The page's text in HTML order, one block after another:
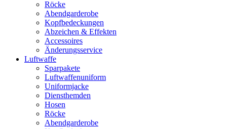
Röcke
Abendgarderobe
Kopfbedeckungen
Abzeichen & Effekten
Accessoires
Änderungsservice
Luftwaffe
Sparpakete
Luftwaffenuniform
Uniformjacke
Diensthemden
Hosen
Röcke
Abendgarderobe